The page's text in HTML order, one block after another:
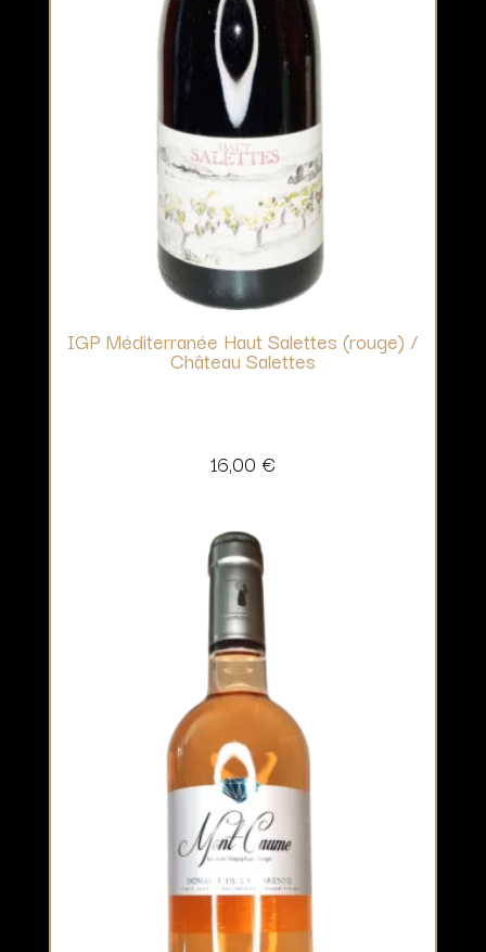
IGP Méditerranée Haut Salettes (rouge) /
Château Salettes
16,00 €